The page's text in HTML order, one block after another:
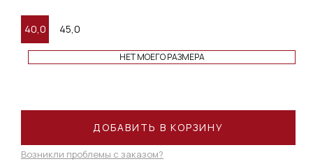
40,0 45,0
НЕТ МОЕГО РАЗМЕРА
ДОБАВИТЬ В КОРЗИНУ
Возникли проблемы с заказом?